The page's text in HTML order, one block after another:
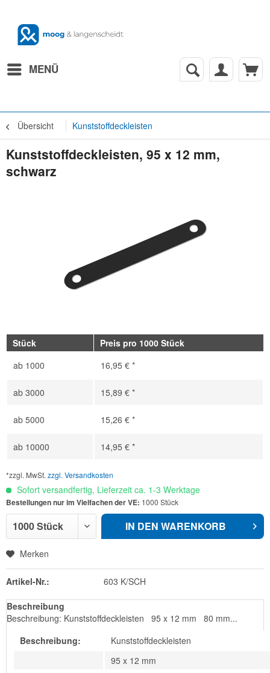
MENÜ
Übersicht Kunststoffdeckleisten
Kunststoffdeckleisten, 95 x 12 mm,
schwarz
Stück
Preis pro 1000 Stück
ab 1000 16,95 € *
ab 3000 15,89 € *
ab 5000 15,26 € *
ab 10000 14,95 € *
*zzgl. MwSt. zzgl. Versandkosten
Sofort versandfertig, Lieferzeit ca. 1-3 Werktage
Bestellungen nur im Vielfachen der VE: 1000 Stück
IN DEN WARENKORB
Merken
Artikel-Nr.: 603 K/SCH
Beschreibung
Beschreibung: Kunststoffdeckleisten 95 x 12 mm 80 mm...
Beschreibung:
Kunststoffdeckleisten
95 x 12 mm